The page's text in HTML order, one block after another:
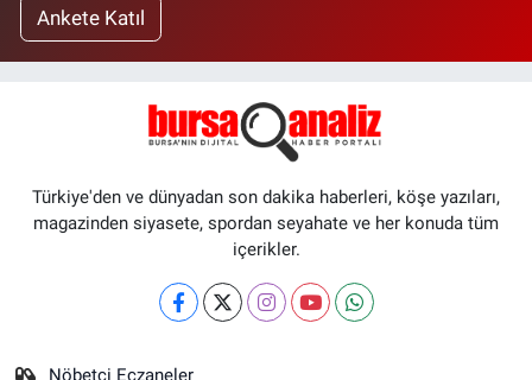
Ankete Katıl
Türkiye'den ve dünyadan son dakika haberleri, köşe yazıları,
magazinden siyasete, spordan seyahate ve her konuda tüm
içerikler.
Nöbetçi Eczaneler